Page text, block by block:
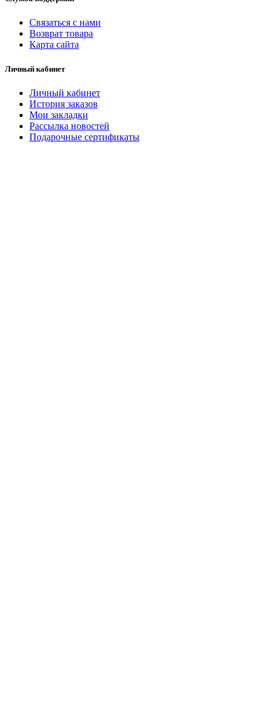
Связаться с нами
Возврат товара
Карта сайта
Личный кабинет
Личный кабинет
История заказов
Мои закладки
Рассылка новостей
Подарочные сертификаты